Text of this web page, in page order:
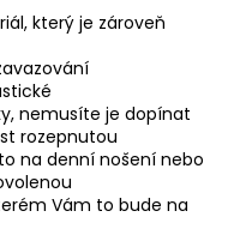
který je zároveň
nemusíte je dopínat
rozepnutou
na denní nošení nebo
Vám to bude na